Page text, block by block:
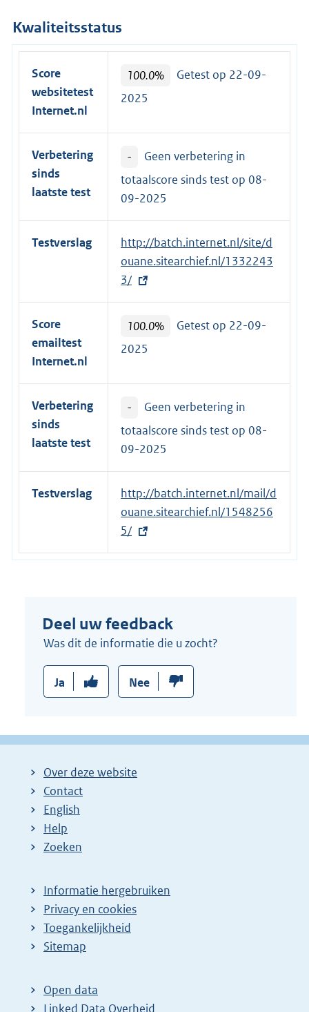
Kwaliteitsstatus
Score
websitetest
Internet.nl
100.0%
Getest op 22-09-
2025
Verbetering
sinds
laatste test
-
Geen verbetering in
totaalscore sinds test op 08-
09-2025
Testverslag
E
x
t
e
e
k
:
http://batch.internet.nl/site/d
ouane.sitearchief.nl/1332243
3/
Score
emailtest
Internet.nl
100.0%
Getest op 22-09-
2025
Verbetering
sinds
laatste test
-
Geen verbetering in
totaalscore sinds test op 08-
09-2025
Testverslag
E
x
t
e
l
i
:
http://batch.internet.nl/mail/d
ouane.sitearchief.nl/1548256
5/
Deel uw feedback
Was dit de informatie die u zocht?
Ja Nee
Over deze website
Contact
English
Help
Zoeken
Informatie hergebruiken
Privacy en cookies
Toegankelijkheid
Sitemap
Open data
Linked Data Overheid